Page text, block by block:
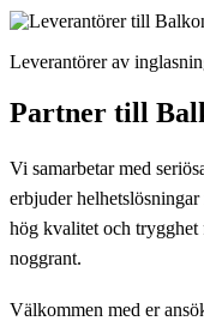
Leverantörer av
Partner till
Vi samarbetar med
erbjuder
hög kvalitet och
noggrant.
Välkommen med er